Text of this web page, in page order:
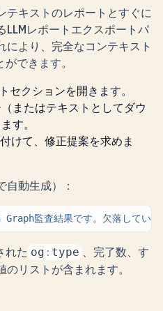
テキストのレポートとすぐに
LLMレポートエクスポート パ
により、完全なコンテキスト
できます。
セクションを開きます。
（またはテキストとしてダウ
す。
けて、修正提案を求めま
自動生成）：
Graph監査結果です。欠落してい
れた og : type 、完了数、す
リストが含まれます。